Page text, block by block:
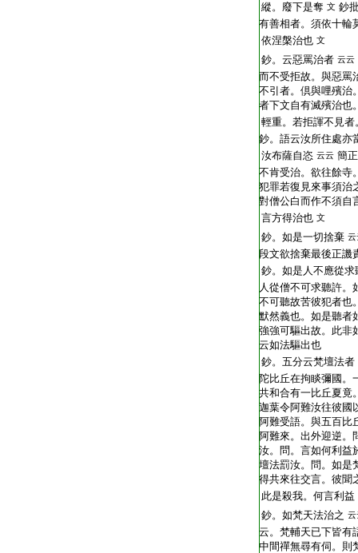
縱。廢下是奪 文 鈔
有善相者。須依十輪
依涅槃治也 文
鈔。云惡罵治者 云云
而不受拒故。與惡罵
不引者。倶與哩殯治
者下文自有滅殯治也
輕重。若拒諢不見者
鈔。語云汝所住處亦
汝布薩自恣 云云 簡
不肯受治。欲往餘寺
犯罪若復見來事須治
對僧公白而作不須自
言方得治也 文
鈔。如是一切捨棄 云
段文欲捨棄最後正譏
鈔。如是人不應從求
人從僧不可求聽許。
不可聽故苦彼犯者也
默然義也。如是聽者
強強可驅出故。此非
云如法驅出也
鈔。五分云梵壇法者
陀比丘在拘睒彌國。
共和合有一比丘夏竟
迦葉令阿難汝往彼國
阿難受語。與五百比
阿難來。出外迎逆。
汝。問。言如何利益
壇法罰汝。問。如是
得共來往交言。彼聞
此是殺我。何言利益
鈔。如梵天法治之 云
云。梵輔天已下皆有
中間禪無尋有伺。則